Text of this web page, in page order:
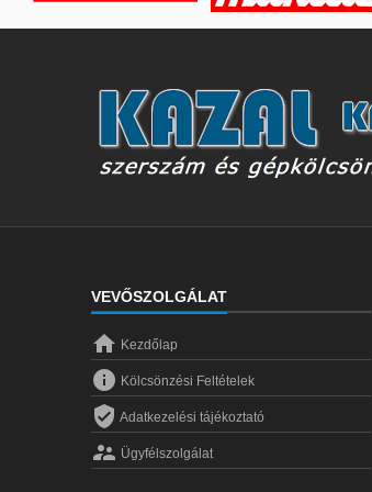
VEVŐSZOLGÁLAT
 Kezdőlap
 Kölcsönzési Feltételek
 Adatkezelési tájékoztató
 Ügyfélszolgálat